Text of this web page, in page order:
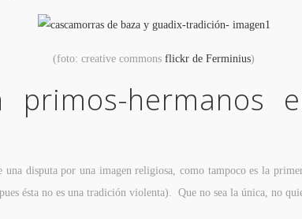
(foto: creative commons flickr de Ferminius)
primos-hermanos
disputa por una imagen religiosa, como tampoco es la
pues ésta no es una tradición violenta). Que no sea la única, no